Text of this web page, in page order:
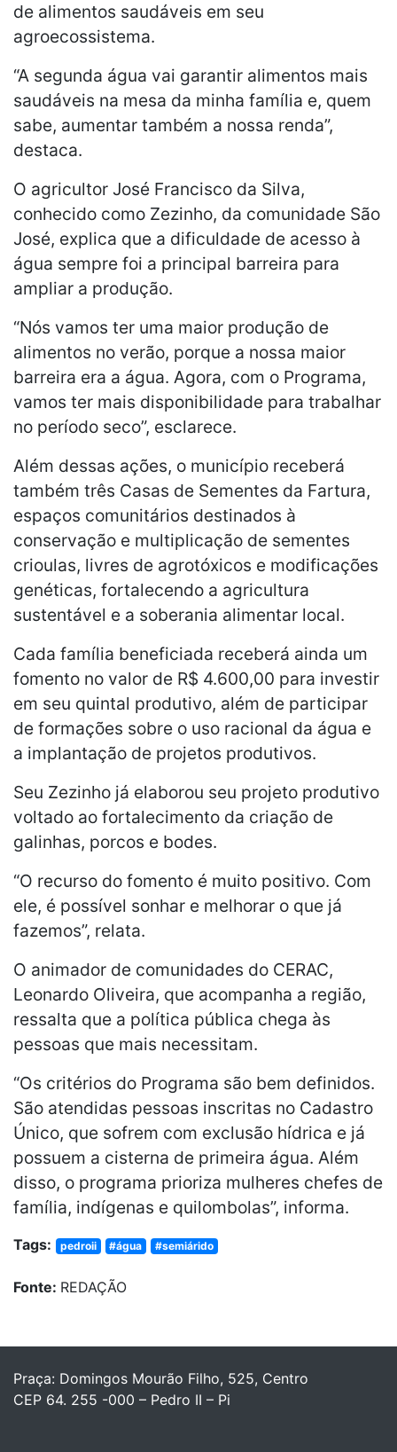
de alimentos saudáveis em seu
agroecossistema.
“A segunda água vai garantir alimentos mais
saudáveis na mesa da minha família e, quem
sabe, aumentar também a nossa renda”,
destaca.
O agricultor José Francisco da Silva,
conhecido como Zezinho, da comunidade São
José, explica que a dificuldade de acesso à
água sempre foi a principal barreira para
ampliar a produção.
“Nós vamos ter uma maior produção de
alimentos no verão, porque a nossa maior
barreira era a água. Agora, com o Programa,
vamos ter mais disponibilidade para trabalhar
no período seco”, esclarece.
Além dessas ações, o município receberá
também três Casas de Sementes da Fartura,
espaços comunitários destinados à
conservação e multiplicação de sementes
crioulas, livres de agrotóxicos e modificações
genéticas, fortalecendo a agricultura
sustentável e a soberania alimentar local.
Cada família beneficiada receberá ainda um
fomento no valor de R$ 4.600,00 para investir
em seu quintal produtivo, além de participar
de formações sobre o uso racional da água e
a implantação de projetos produtivos.
Seu Zezinho já elaborou seu projeto produtivo
voltado ao fortalecimento da criação de
galinhas, porcos e bodes.
“O recurso do fomento é muito positivo. Com
ele, é possível sonhar e melhorar o que já
fazemos”, relata.
O animador de comunidades do CERAC,
Leonardo Oliveira, que acompanha a região,
ressalta que a política pública chega às
pessoas que mais necessitam.
“Os critérios do Programa são bem definidos.
São atendidas pessoas inscritas no Cadastro
Único, que sofrem com exclusão hídrica e já
possuem a cisterna de primeira água. Além
disso, o programa prioriza mulheres chefes de
família, indígenas e quilombolas”, informa.
Tags: pedroii #água #semiárido
Fonte: REDAÇÃO
Praça: Domingos Mourão Filho, 525, Centro
CEP 64. 255 -000 – Pedro II – Pi